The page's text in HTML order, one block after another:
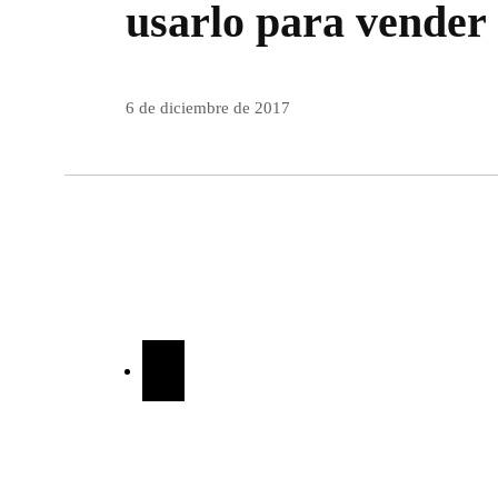
usarlo para vender
6 de diciembre de 2017